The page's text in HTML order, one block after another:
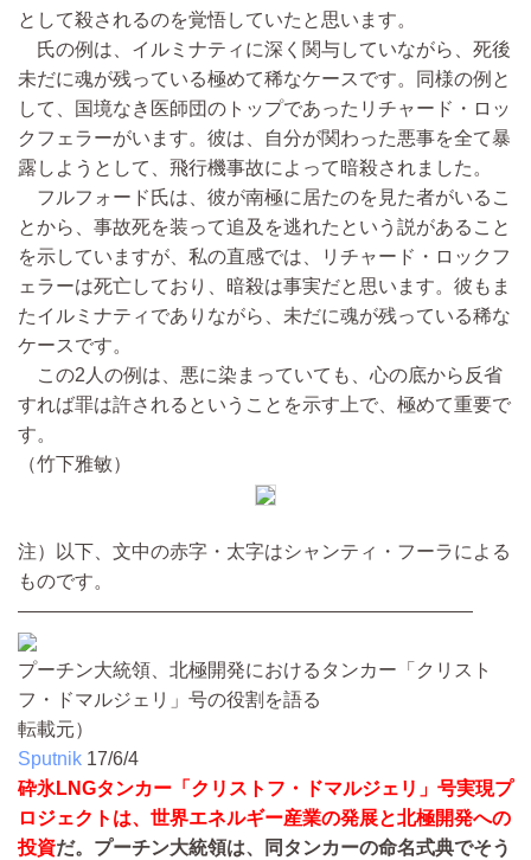
として殺されるのを覚悟していたと思います。
氏の例は、イルミナティに深く関与していながら、死後
未だに魂が残っている極めて稀なケースです。同様の例と
して、国境なき医師団のトップであったリチャード・ロッ
クフェラーがいます。彼は、自分が関わった悪事を全て暴
露しようとして、飛行機事故によって暗殺されました。
フルフォード氏は、彼が南極に居たのを見た者がいるこ
とから、事故死を装って追及を逃れたという説があること
を示していますが、私の直感では、リチャード・ロックフ
ェラーは死亡しており、暗殺は事実だと思います。彼もま
たイルミナティでありながら、未だに魂が残っている稀な
ケースです。
この2人の例は、悪に染まっていても、心の底から反省
すれば罪は許されるということを示す上で、極めて重要で
す。
（竹下雅敏）
注）以下、文中の赤字・太字はシャンティ・フーラによる
ものです。
————————————————————————
プーチン大統領、北極開発におけるタンカー「クリスト
フ・ドマルジェリ」号の役割を語る
転載元）
Sputnik 17/6/4
砕氷LNGタンカー「クリストフ・ドマルジェリ」号実現プ
ロジェクトは、世界エネルギー産業の発展と北極開発への
投資だ。プーチン大統領は、同タンカーの命名式典でそう